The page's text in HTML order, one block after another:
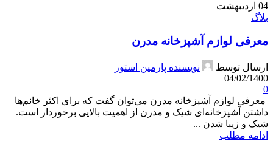
04 اردیبهشت
بلاگ
معرفی لوازم آشپزخانه مدرن
ارسال توسط
نویسنده پارمین استور
04/02/1400
0
معرفی لوازم آشپزخانه مدرن می‌توان گفت که برای اکثر خانم‌ها
داشتن آشپزخانه‌ای شیک و مدرن از اهمیت بالایی برخوردار است.
شیک و زیبا شدن ...
ادامه مطلب